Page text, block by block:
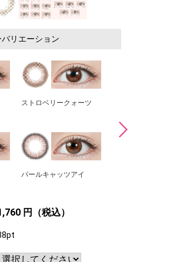
バリエーション
ストロベリークォーツ
パールキャッツアイ
円（税込）